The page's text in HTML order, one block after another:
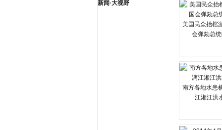
新闻·大视野
美国民众抬棺
会弹劾总
南方各地水患
江湘江洪